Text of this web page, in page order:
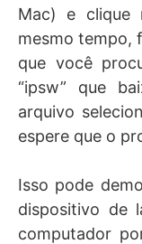
Mac) e clique
mesmo tempo,
que você
“ipsw” que
arquivo
espere que o
Isso pode
dispositivo de
computador